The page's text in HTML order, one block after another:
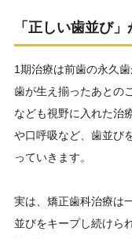
「正しい歯並び
1期治療は前歯の永久
歯が生え揃ったあとの
なども視野に入れた治
や口呼吸など、歯並び
っていきます。
実は、矯正歯科治療は
並びをキープし続けら